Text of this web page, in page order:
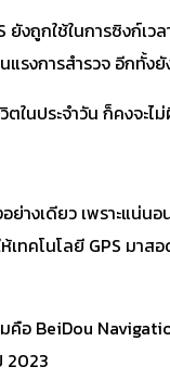
ยังถูกใช้ในการซิงก์
รงการสำรวจ อีกทั้ง
ในประจำวัน ก็คงจะ
ย่างเดียว เพราะแน่
เทคโนโลยี GPS มา
อ BeiDou
2023